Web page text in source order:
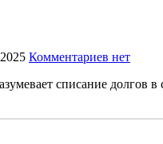
Комментариев нет